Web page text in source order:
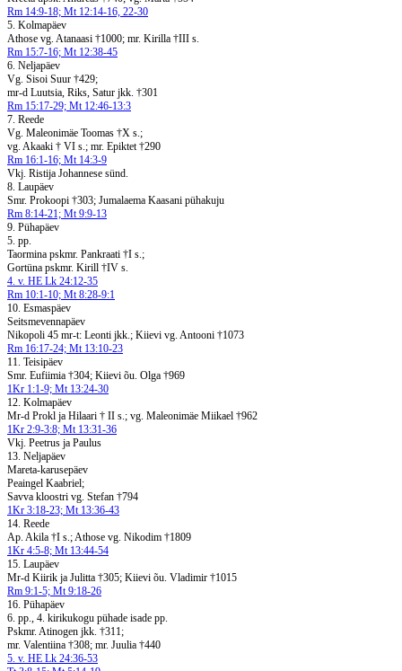
Rm 14:9-18; Mt 12:14-16, 22-30
5. Kolmapäev
Athose vg. Atanaasi †1000; mr. Kirilla †III s.
Rm 15:7-16; Mt 12:38-45
6. Neljapäev
Vg. Sisoi Suur †429;
mr-d Luutsia, Riks, Satur jkk. †301
Rm 15:17-29; Mt 12:46-13:3
7. Reede
Vg. Maleonimäe Toomas †X s.;
vg. Akaaki † VI s.; mr. Epiktet †290
Rm 16:1-16; Mt 14:3-9
Vkj. Ristija Johannese sünd.
8. Laupäev
Smr. Prokoopi †303; Jumalaema Kaasani pühakuju
Rm 8:14-21; Mt 9:9-13
9. Pühapäev
5. pp.
Taormina pskmr. Pankraati †I s.;
Gortüna pskmr. Kirill †IV s.
4. v. HE Lk 24:12-35
Rm 10:1-10; Mt 8:28-9:1
10. Esmaspäev
Seitsmevennapäev
Nikopoli 45 mr-t: Leonti jkk.; Kiievi vg. Antooni †1073
Rm 16:17-24; Mt 13:10-23
11. Teisipäev
Smr. Eufiimia †304; Kiievi õu. Olga †969
1Kr 1:1-9; Mt 13:24-30
12. Kolmapäev
Mr-d Prokl ja Hilaari † II s.; vg. Maleonimäe Miikael †962
1Kr 2:9-3:8; Mt 13:31-36
Vkj. Peetrus ja Paulus
13. Neljapäev
Mareta-karusepäev
Peaingel Kaabriel;
Savva kloostri vg. Stefan †794
1Kr 3:18-23; Mt 13:36-43
14. Reede
Ap. Akila †I s.; Athose vg. Nikodim †1809
1Kr 4:5-8; Mt 13:44-54
15. Laupäev
Mr-d Kiirik ja Julitta †305; Kiievi õu. Vladimir †1015
Rm 9:1-5; Mt 9:18-26
16. Pühapäev
6. pp., 4. kirikukogu pühade isade pp.
Pskmr. Atinogen jkk. †311;
mr. Valentiina †308; mr. Juulia †440
5. v. HE Lk 24:36-53